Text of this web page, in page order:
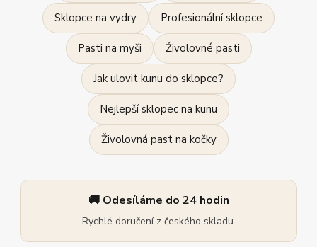
Sklopce na vydry Profesionální sklopce
Pasti na myši Živolovné pasti
Jak ulovit kunu do sklopce?
Nejlepší sklopec na kunu
Živolovná past na kočky
🚚 Odesíláme do 24 hodin
Rychlé doručení z českého skladu.